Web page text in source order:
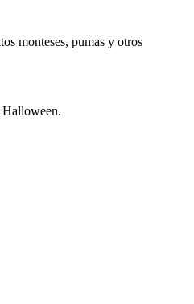
monteses, pumas y otros
Halloween.